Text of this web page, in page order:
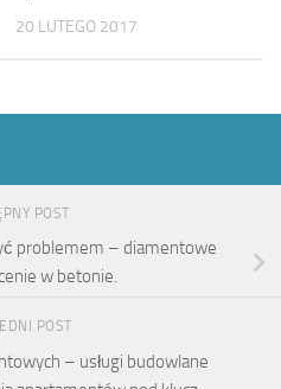
20 LUTEGO 2017
POST
problemem – diamentowe
w betonie.
POST
– usługi budowlane